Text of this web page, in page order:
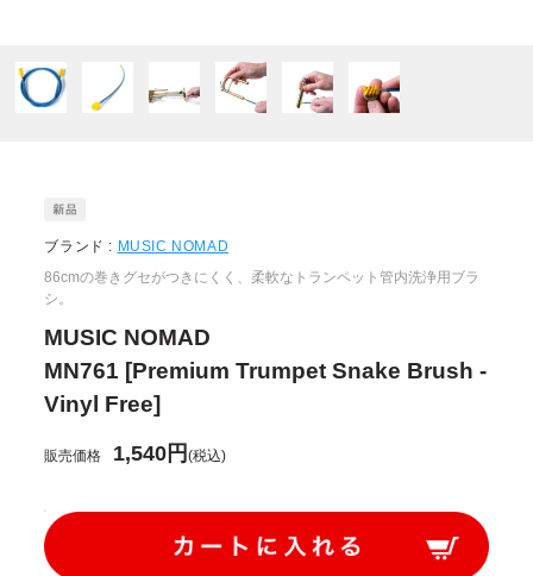
ブランド : MUSIC NOMAD
86cmの巻きグセがつきにくく、柔軟なトランペット管内洗浄用ブラ
シ。
MUSIC NOMAD
MN761 [Premium Trumpet Snake Brush -
Vinyl Free]
販売価格 1,540円(税込)